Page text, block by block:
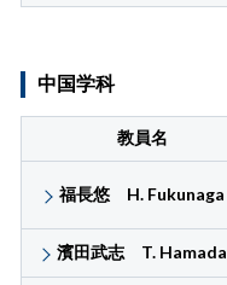
中国学科
教員名
福長悠 H. Fukunaga
濱田武志 T. Hamada